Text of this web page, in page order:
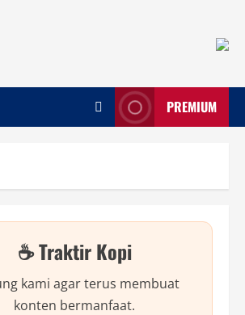
PREMIUM
☕ Traktir Kopi
kami agar terus membuat
konten bermanfaat.